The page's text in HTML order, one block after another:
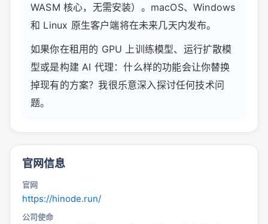
WASM 核心，无需安装）。macOS、Windows
和 Linux 原生客户端将在未来几天内发布。
如果你在租用的 GPU 上训练模型、运行扩散模
型或是构建 AI 代理：什么样的功能会让你替换
掉现有的方案？我很乐意深入探讨任何技术问
题。
官网信息
官网
https://hinode.run/
公司使命